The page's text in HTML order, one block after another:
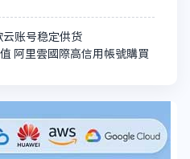
云账号稳定供货
阿里雲國際高信用帳號購買